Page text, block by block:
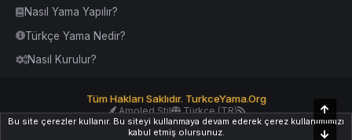
Nasıl Yama Yapılır?
Türkçe Yama Nedir?
Nasıl Kurulur?
Tüm Hakları Saklıdır. TurkceYama.Org
Amoled Stil
Türkçe (TR)
YardımİletişimKurallar Yukarı Dön
Bu site çerezler kullanır. Bu siteyi kullanmaya devam ederek çerez kullanımımızı
kabul etmiş olursunuz.